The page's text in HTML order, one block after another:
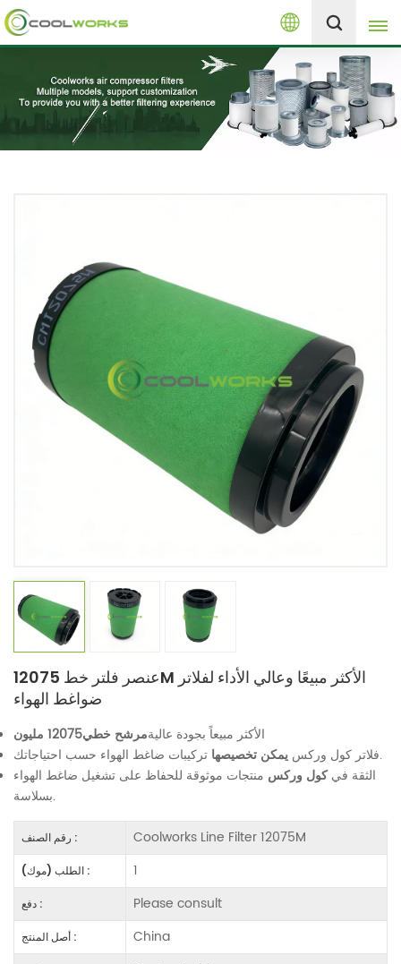
العربية
English
español
+8613525046291
عنصر فلتر خط 12075M الأكثر مبيعًا وعالي الأداء لفلاتر
ضواغط الهواء
الأكثر مبيعاً بجودة عاليةمرشح خطي12075 مليون
فلاتر كول وركس يمكن تخصيصها
تركيبات ضاغط الهواء حسب احتياجاتك.
الثقة فيكول وركس منتجات موثوقة للحفاظ على تشغيل ضاغط الهواء
بسلاسة.
رقم الصنف : Coolworks Line Filter 12075M
الطلب (موك) : 1
دفع : Please consult
أصل المنتج : China